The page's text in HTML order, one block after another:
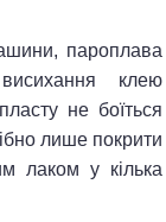
пароплава
клею
не боїться
лише покрити
лаком у кілька